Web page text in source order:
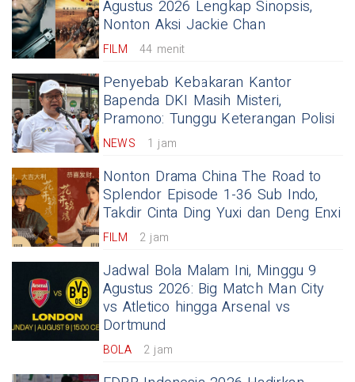
Agustus 2026 Lengkap Sinopsis,
Nonton Aksi Jackie Chan
FILM 44 menit
Penyebab Kebakaran Kantor
Bapenda DKI Masih Misteri,
Pramono: Tunggu Keterangan Polisi
NEWS 1 jam
Nonton Drama China The Road to
Splendor Episode 1-36 Sub Indo,
Takdir Cinta Ding Yuxi dan Deng Enxi
FILM 2 jam
Jadwal Bola Malam Ini, Minggu 9
Agustus 2026: Big Match Man City
vs Atletico hingga Arsenal vs
Dortmund
BOLA 2 jam